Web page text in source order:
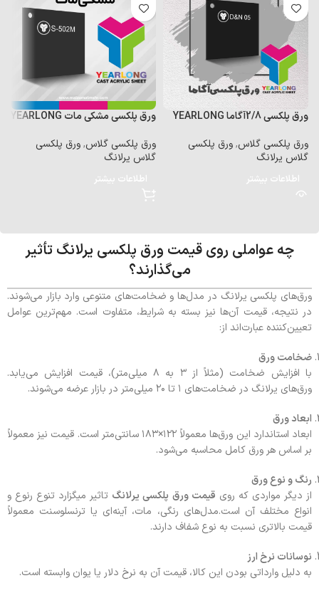
ورق پلکسی 2/8آگاما YEARLONG
ورق پلکسی گلاس,ورق پلکسی
گلاس یرلانگ
اطلاعات بیشتر
ورق پلکسی مشکی مات YEARLONG
ورق پلکسی گلاس,ورق پلکسی
گلاس یرلانگ
اطلاعات بیشتر
چه عواملی روی قیمت ورق پلکسی یرلانگ تأثیر
می‌گذارند؟
ورق‌های پلکسی یرلانگ در مدل‌ها و ضخامت‌های متنوعی وارد بازار می‌شوند.
در نتیجه، قیمت آن‌ها نیز بسته به شرایط، متفاوت است. مهم‌ترین عوامل
تعیین‌کننده عبارت‌اند از:
ضخامت ورق
با افزایش ضخامت (مثلاً از ۳ به ۸ میلی‌متر)، قیمت افزایش می‌یابد.
ورق‌های یرلانگ در ضخامت‌های ۱ تا ۲۰ میلی‌متر در بازار عرضه می‌شوند.
ابعاد ورق
ابعاد استاندارد این ورق‌ها معمولاً ۱۲۲×۱۸۳ سانتی‌متر است. قیمت نیز معمولاً
بر اساس هر ورق کامل محاسبه می‌شود.
رنگ و نوع ورق
از دیگر مواردی که روی قیمت ورق پلکسی یرلانگ تاثیر میگزارد تنوع رنوع و
انواع مختلف آن است.مدل‌های رنگی، مات، آینه‌ای یا ترنسلوسنت معمولاً
قیمت بالاتری نسبت به نوع شفاف دارند.
نوسانات نرخ ارز
به دلیل وارداتی بودن این کالا، قیمت آن به نرخ دلار یا یوان وابسته است.